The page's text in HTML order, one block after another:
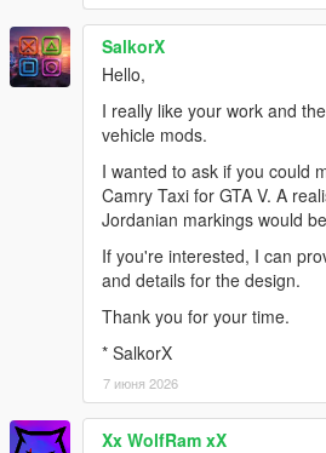
SalkorX
Hello,
I really like your work and
vehicle mods.
I wanted to ask if you could
Camry Taxi for GTA V. A
Jordanian markings would
If you're interested, I can
and details for the design.
Thank you for your time.
* SalkorX
7 июня 2026
Xx WolfRam xX